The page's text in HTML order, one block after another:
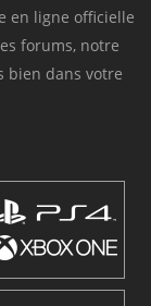
en ligne officielle
forums, notre
bien dans votre